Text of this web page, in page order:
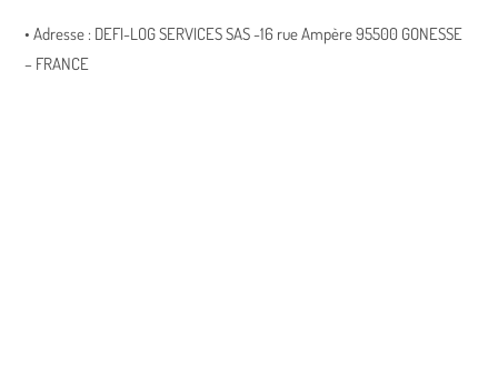
• Adresse : DEFI-LOG SERVICES SAS -16 rue Ampère 95500 GONESSE
– FRANCE